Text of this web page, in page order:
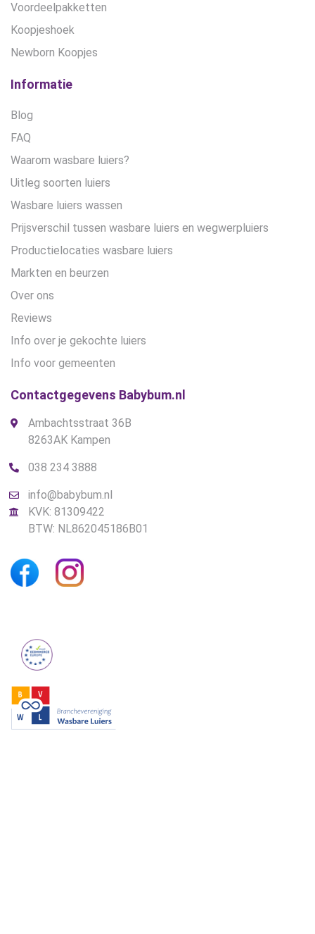
Voordeelpakketten
Koopjeshoek
Newborn Koopjes
Informatie
Blog
FAQ
Waarom wasbare luiers?
Uitleg soorten luiers
Wasbare luiers wassen
Prijsverschil tussen wasbare luiers en wegwerpluiers
Productielocaties wasbare luiers
Markten en beurzen
Over ons
Reviews
Info over je gekochte luiers
Info voor gemeenten
Contactgegevens Babybum.nl
Ambachtsstraat 36B
8263AK Kampen
038 234 3888
info@babybum.nl
KVK: 81309422
BTW: NL862045186B01